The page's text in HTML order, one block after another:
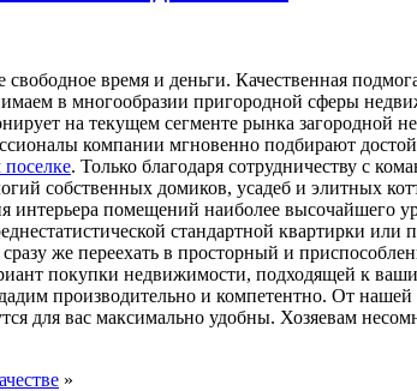
время и деньги. Качественная
в многообразии пригородной сферы
на текущем сегменте рынка загородной
компании мгновенно подбирают
. Только благодаря сотрудничеству с
собственных домиков, усадеб и элитных
помещений наиболее высочайшего
стандартной квартирки
же переехать в просторный и
покупки недвижимости, подходящей к
производительно и компетентно. От
для вас максимально удобны. Хозяевам
»